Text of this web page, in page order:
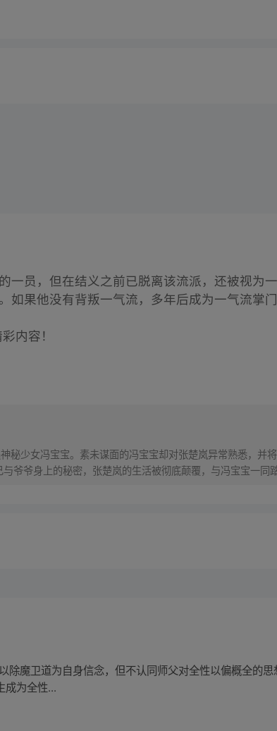
员，但在结义之前已脱离该流派，还被视为一
果他没有背叛一气流，多年后成为一气流掌门
内容！
秘少女冯宝宝。素未谋面的冯宝宝却对张楚岚异常熟悉，并
爷爷身上的秘密，张楚岚的生活被彻底颠覆，与冯宝宝一同踏
魔卫道为自身信念，但不认同师父对全性以偏概全的
成为全性...